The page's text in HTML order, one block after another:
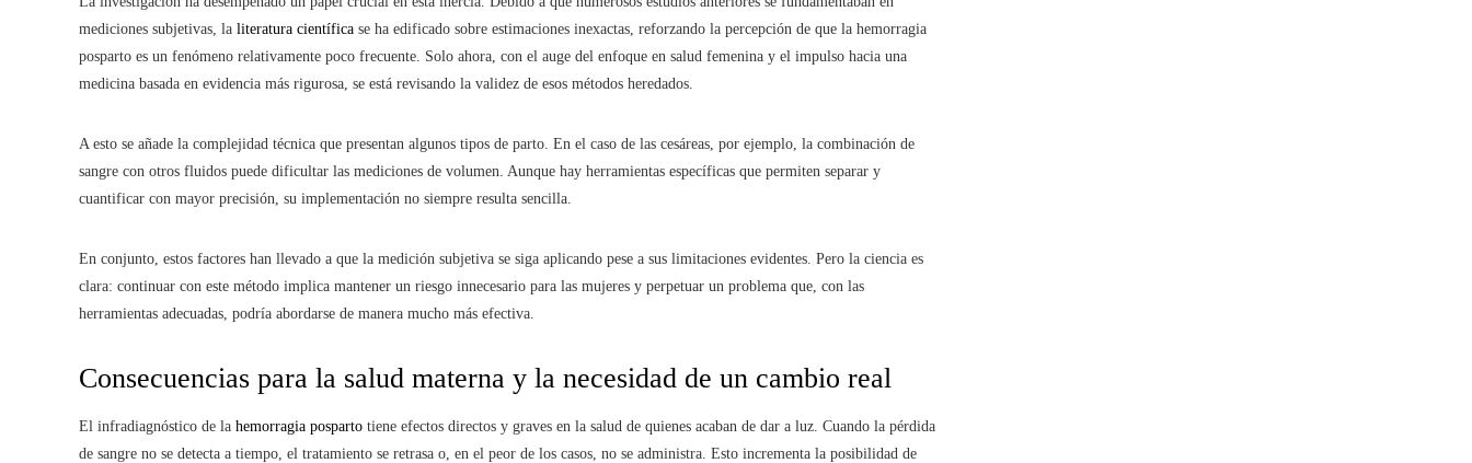
mediciones subjetivas, la literatura científica se ha edificado sobre estimaciones inexactas, reforzando la percepción de que la hemorragia
posparto es un fenómeno relativamente poco frecuente. Solo ahora, con el auge del enfoque en salud femenina y el impulso hacia una
medicina basada en evidencia más rigurosa, se está revisando la validez de esos métodos heredados.
A esto se añade la complejidad técnica que presentan algunos tipos de parto. En el caso de las cesáreas, por ejemplo, la combinación de
sangre con otros fluidos puede dificultar las mediciones de volumen. Aunque hay herramientas específicas que permiten separar y
cuantificar con mayor precisión, su implementación no siempre resulta sencilla.
En conjunto, estos factores han llevado a que la medición subjetiva se siga aplicando pese a sus limitaciones evidentes. Pero la ciencia es
clara: continuar con este método implica mantener un riesgo innecesario para las mujeres y perpetuar un problema que, con las
herramientas adecuadas, podría abordarse de manera mucho más efectiva.
Consecuencias para la salud materna y la necesidad de un cambio real
El infradiagnóstico de la hemorragia posparto tiene efectos directos y graves en la salud de quienes acaban de dar a luz. Cuando la pérdida
de sangre no se detecta a tiempo, el tratamiento se retrasa o, en el peor de los casos, no se administra. Esto incrementa la posibilidad de